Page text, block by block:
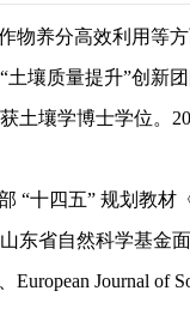
物养分高效利用等
壤质量提升”创新
土壤学博士学位。
“十四五” 规划教材
东省自然科学基金面
European Journal of